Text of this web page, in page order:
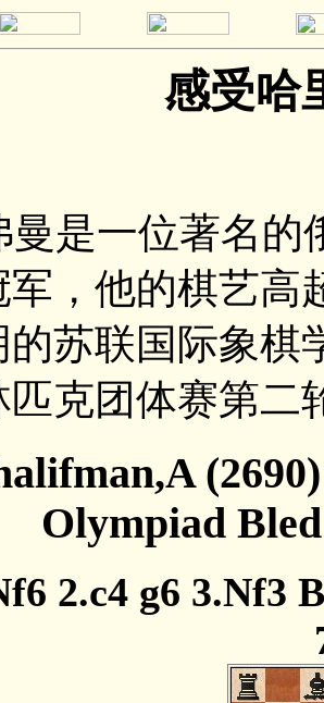
感受哈
曼是一位著名的
，他的棋艺高
的苏联国际象棋
克团体赛第二
Olympiad
2.c4 g6 3.Nf3